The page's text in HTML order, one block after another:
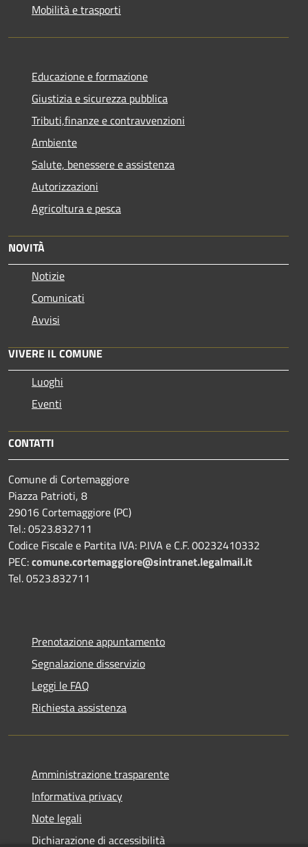
Mobilità e trasporti
Educazione e formazione
Giustizia e sicurezza pubblica
Tributi,finanze e contravvenzioni
Ambiente
Salute, benessere e assistenza
Autorizzazioni
Agricoltura e pesca
NOVITÀ
Notizie
Comunicati
Avvisi
VIVERE IL COMUNE
Luoghi
Eventi
CONTATTI
Comune di Cortemaggiore
Piazza Patrioti, 8
29016 Cortemaggiore (PC)
Tel.: 0523.832711
Codice Fiscale e Partita IVA: P.IVA e C.F. 00232410332
PEC:comune.cortemaggiore@sintranet.legalmail.it
Tel. 0523.832711
Prenotazione appuntamento
Segnalazione disservizio
Leggi le FAQ
Richiesta assistenza
Amministrazione trasparente
Informativa privacy
Note legali
Dichiarazione di accessibilità